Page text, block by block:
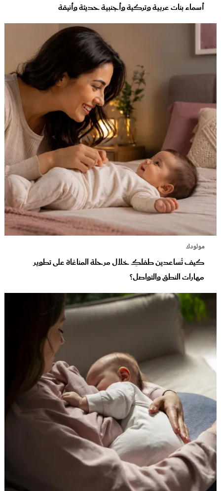
أسماء بنات عربية وتركية وأجنبية حديثة وأنيقة
مولودك
كيف تُساعدين طفلكِ خلال مرحلة المناغاة على تطوير
مهارات النطق والتواصل؟